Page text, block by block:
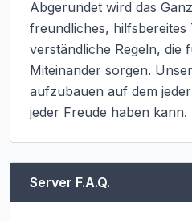
Abgerundet wird das
freundliches, hilfsbereites
verständliche Regeln, die
Miteinander sorgen.
aufzubauen auf dem
jeder Freude haben kann.
Server F.A.Q.